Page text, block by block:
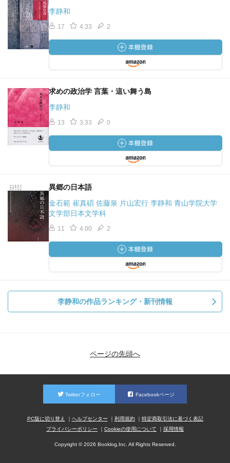
李静和
17 4.33 2
求めの政治学 言葉・這い舞う島
李静和
13 3.33 0
異郷の日本語
金石範 崔真碩 佐藤泉 片山宏行 李静和 青山学院大学
文学部日本文学科
11 4.00 2
李静和の作品ランキング・新刊情報
ページの先頭へ
Twitterフォロー Facebookページ
PC版に切り替え ヘルプセンター 利用規約
特定商取引法に基づく表記
プライバシーポリシー
Cookieの使用について 採用情報
Copyright © 2026 Booklog,Inc. All Rights Reserved.